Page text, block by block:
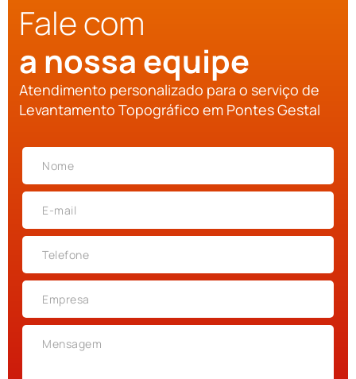
Fale com
a nossa equipe
Atendimento personalizado para o serviço de
Levantamento Topográfico em Pontes Gestal